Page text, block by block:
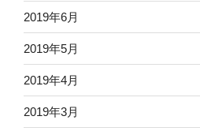
2019年6月
2019年5月
2019年4月
2019年3月